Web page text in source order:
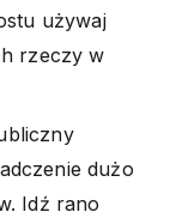
używaj
rzeczy w
dużo
Idź rano